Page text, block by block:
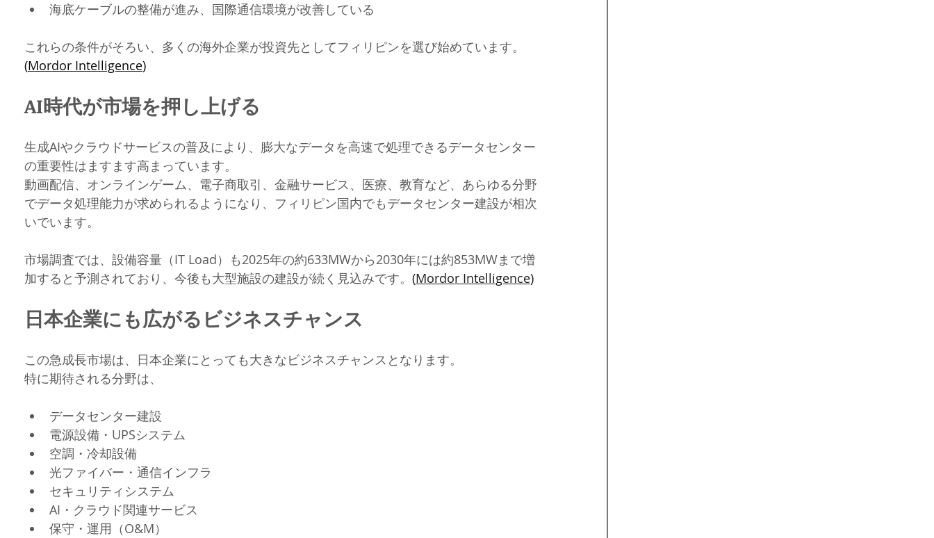
海底ケーブルの整備が進み、国際通信環境が改善している
これらの条件がそろい、多くの海外企業が投資先としてフィリピンを選び始めています。
(Mordor Intelligence⁠)
AI時代が市場を押し上げる
生成AIやクラウドサービスの普及により、膨大なデータを高速で処理できるデータセンター
の重要性はますます高まっています。
動画配信、オンラインゲーム、電子商取引、金融サービス、医療、教育など、あらゆる分野
でデータ処理能力が求められるようになり、フィリピン国内でもデータセンター建設が相次
いでいます。
市場調査では、設備容量（IT Load）も2025年の約633MWから2030年には約853MWまで増
加すると予測されており、今後も大型施設の建設が続く見込みです。 (Mordor Intelligence⁠)
日本企業にも広がるビジネスチャンス
この急成長市場は、日本企業にとっても大きなビジネスチャンスとなります。
特に期待される分野は、
データセンター建設
電源設備・UPSシステム
空調・冷却設備
光ファイバー・通信インフラ
セキュリティシステム
AI・クラウド関連サービス
保守・運用（O&M）